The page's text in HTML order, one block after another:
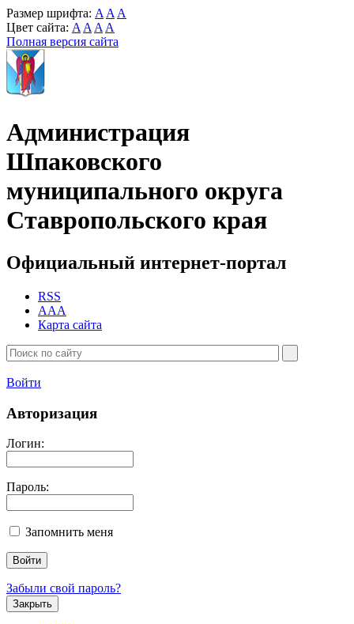
Размер шрифта: A A A
Цвет сайта: A A A A
Полная версия сайта
Администрация
Шпаковского
муниципального округа
Ставропольского края
Официальный интернет-портал
RSS
AAA
Карта сайта
Войти
Авторизация
Логин:
Пароль:
Запомнить меня
Забыли свой пароль?
Закрыть